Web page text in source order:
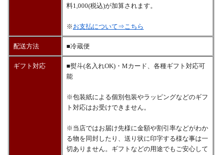
料1,000(税込)が加算されます。
※ お支払について⇒こちら
配送方法 ■冷蔵便
ギフト対応
■熨斗(名入れOK)・Mカード、各種ギフト対応可
能
※包装紙による個別包装やラッピングなどのギフ
ト対応はお受けできません。
※当店ではお届け先様に金額や割引率などがわか
る物を同封したり、送り状に印字する様な事は一
切ありません。ギフトなどの用途でもご安心して